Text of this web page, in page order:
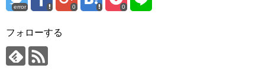
error 0 0
フォローする